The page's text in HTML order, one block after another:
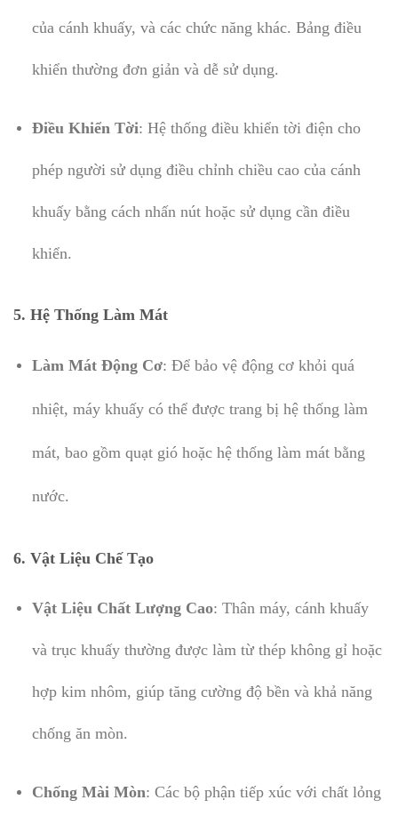
của cánh khuấy, và các chức năng khác. Bảng điều
khiển thường đơn giản và dễ sử dụng.
Điều Khiển Tời: Hệ thống điều khiển tời điện cho
phép người sử dụng điều chỉnh chiều cao của cánh
khuấy bằng cách nhấn nút hoặc sử dụng cần điều
khiển.
5. Hệ Thống Làm Mát
Làm Mát Động Cơ: Để bảo vệ động cơ khỏi quá
nhiệt, máy khuấy có thể được trang bị hệ thống làm
mát, bao gồm quạt gió hoặc hệ thống làm mát bằng
nước.
6. Vật Liệu Chế Tạo
Vật Liệu Chất Lượng Cao: Thân máy, cánh khuấy
và trục khuấy thường được làm từ thép không gỉ hoặc
hợp kim nhôm, giúp tăng cường độ bền và khả năng
chống ăn mòn.
Chống Mài Mòn: Các bộ phận tiếp xúc với chất lỏng